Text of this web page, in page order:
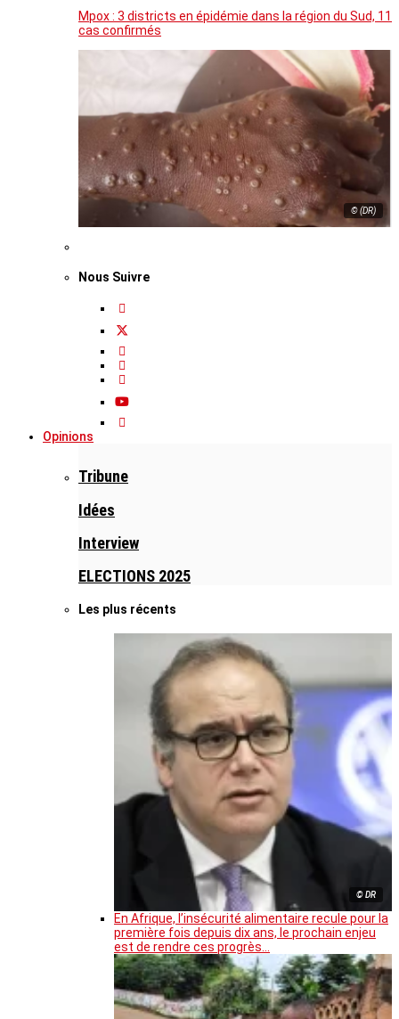
Mpox : 3 districts en épidémie dans la région du Sud, 11
cas confirmés
© (DR)
Nous Suivre
Opinions
Tribune
Idées
Interview
ELECTIONS 2025
Les plus récents
© DR
En Afrique, l’insécurité alimentaire recule pour la
première fois depuis dix ans, le prochain enjeu
est de rendre ces progrès…